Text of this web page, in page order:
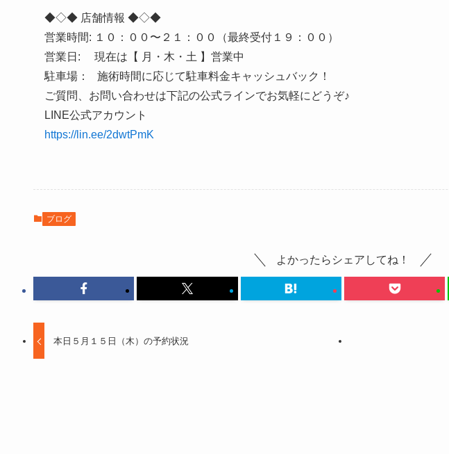
◆◇◆ 店舗情報 ◆◇◆
営業時間: １０：００〜２１：００（最終受付１９：００）
営業日: 現在は【 月・木・土 】営業中
駐車場： 施術時間に応じて駐車料金キャッシュバック！
ご質問、お問い合わせは下記の公式ラインでお気軽にどうぞ♪
LINE公式アカウント
https://lin.ee/2dwtPmK
ブログ
よかったらシェアしてね！
本日５月１５日（木）の予約状況